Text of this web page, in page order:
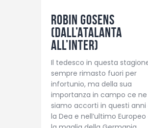
Robin Gosens
(dall’Atalanta
all’Inter)
Il tedesco in questa
sempre rimasto fuori per
infortunio, ma della sua
importanza in campo ce ne
siamo accorti in questi anni
la Dea e nell’ultimo